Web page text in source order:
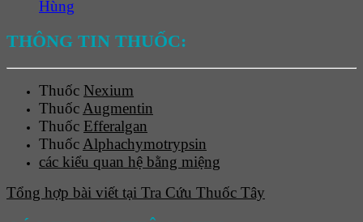
Hùng
THÔNG TIN THUỐC:
Thuốc Nexium
Thuốc Augmentin
Thuốc Efferalgan
Thuốc Alphachymotrypsin
các kiểu quan hệ bằng miệng
Tổng hợp bài viết tại Tra Cứu Thuốc Tây